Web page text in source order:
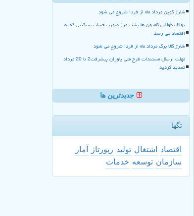
شارژ کوپن مرداد ماه از فردا شروع می شود
توقف طولانی کامیون ها پشت مرز صورت حساب سنگینی که به
اقتصاد می رسد
شارژ کالا برگ مرداد ماه از فردا شروع می شود
مهلت ارسال مستندات طرح ملی یاوران پیشرفت2 تا 20 مرداد
تمدید گردید
جدیدترین ها
تگها
اقتصاد اشتغال تولید رپورتاژ
آمار
سازمان توسعه خدمات